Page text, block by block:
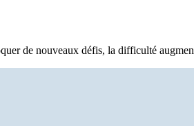
de nouveaux défis, la difficulté